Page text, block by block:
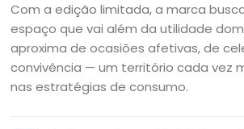
Com a edição limitada, a marca
espaço que vai além da utilidade
aproxima de ocasiões afetivas, de
convivência — um território cada vez
nas estratégias de consumo.